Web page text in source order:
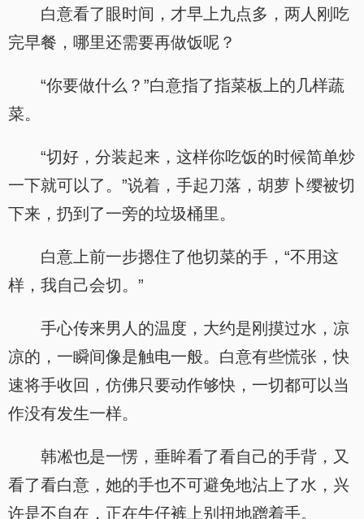
白意看了眼时间，才早上九点多，两人刚吃
完早餐，哪里还需要再做饭呢？
“你要做什么？”白意指了指菜板上的几样蔬
菜。
“切好，分装起来，这样你吃饭的时候简单炒
一下就可以了。”说着，手起刀落，胡萝卜缨被切
下来，扔到了一旁的垃圾桶里。
白意上前一步摁住了他切菜的手，“不用这
样，我自己会切。”
手心传来男人的温度，大约是刚摸过水，凉
凉的，一瞬间像是触电一般。白意有些慌张，快
速将手收回，仿佛只要动作够快，一切都可以当
作没有发生一样。
韩凇也是一愣，垂眸看了看自己的手背，又
看了看白意，她的手也不可避免地沾上了水，兴
许是不自在，正在牛仔裤上别扭地蹭着手。